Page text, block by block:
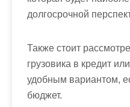
долгосрочной
Также стоит
грузовика в кредит
удобным вариантом,
бюджет.